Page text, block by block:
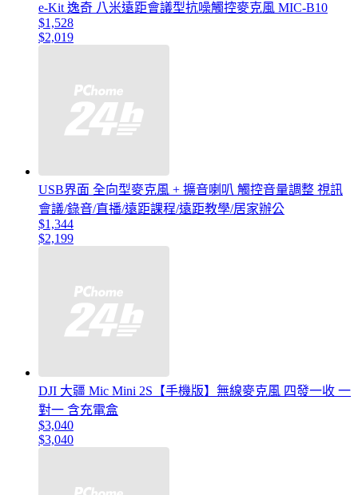
e-Kit 逸奇 八米遠距會議型抗噪觸控麥克風 MIC-B10
$1,528
$2,019
USB界面 全向型麥克風 + 擴音喇叭 觸控音量調整 視訊
會議/錄音/直播/遠距課程/遠距教學/居家辦公
$1,344
$2,199
DJI 大疆 Mic Mini 2S【手機版】無線麥克風 四發一收 一
對一 含充電盒
$3,040
$3,040